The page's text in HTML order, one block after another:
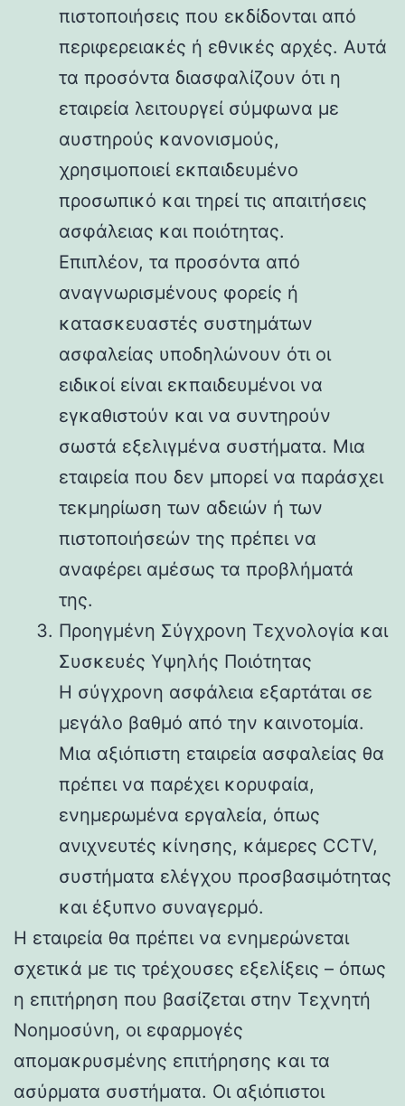
πιστοποιήσεις που εκδίδονται από
περιφερειακές ή εθνικές αρχές. Αυτά
τα προσόντα διασφαλίζουν ότι η
εταιρεία λειτουργεί σύμφωνα με
αυστηρούς κανονισμούς,
χρησιμοποιεί εκπαιδευμένο
προσωπικό και τηρεί τις απαιτήσεις
ασφάλειας και ποιότητας.
Επιπλέον, τα προσόντα από
αναγνωρισμένους φορείς ή
κατασκευαστές συστημάτων
ασφαλείας υποδηλώνουν ότι οι
ειδικοί είναι εκπαιδευμένοι να
εγκαθιστούν και να συντηρούν
σωστά εξελιγμένα συστήματα. Μια
εταιρεία που δεν μπορεί να παράσχει
τεκμηρίωση των αδειών ή των
πιστοποιήσεών της πρέπει να
αναφέρει αμέσως τα προβλήματά
της.
Προηγμένη Σύγχρονη Τεχνολογία και
Συσκευές Υψηλής Ποιότητας
Η σύγχρονη ασφάλεια εξαρτάται σε
μεγάλο βαθμό από την καινοτομία.
Μια αξιόπιστη εταιρεία ασφαλείας θα
πρέπει να παρέχει κορυφαία,
ενημερωμένα εργαλεία, όπως
ανιχνευτές κίνησης, κάμερες CCTV,
συστήματα ελέγχου προσβασιμότητας
και έξυπνο συναγερμό.
Η εταιρεία θα πρέπει να ενημερώνεται
σχετικά με τις τρέχουσες εξελίξεις – όπως
η επιτήρηση που βασίζεται στην Τεχνητή
Νοημοσύνη, οι εφαρμογές
απομακρυσμένης επιτήρησης και τα
ασύρματα συστήματα. Οι αξιόπιστοι